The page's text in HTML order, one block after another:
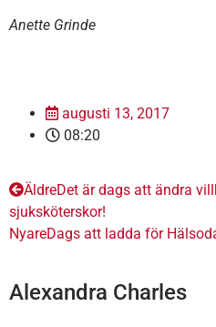
Anette Grinde
augusti 13, 2017
08:20
ÄldreDet är dags att ändra
sjuksköterskor!
NyareDags att ladda för
Alexandra Charles